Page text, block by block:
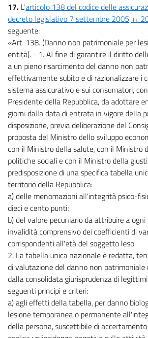
17. L'articolo 138 del codice delle
decreto legislativo 7 settembre 2005, n.
seguente:
«Art. 138. (Danno non patrimoniale per
entità). - 1. Al fine di garantire il diritto
a un pieno risarcimento del danno non
effettivamente subito e di razionalizzare i
sistema assicurativo e sui consumatori,
Presidente della Repubblica, da adottare
giorni dalla data di entrata in vigore della
disposizione, previa deliberazione del
proposta del Ministro dello sviluppo
con il Ministro della salute, con il Ministro
politiche sociali e con il Ministro della
predisposizione di una specifica tabella
territorio della Repubblica:
a) delle menomazioni all'integrità psico-
dieci e cento punti;
b) del valore pecuniario da attribuire a
invalidità comprensivo dei coefficienti di
corrispondenti all'età del soggetto leso.
2. La tabella unica nazionale è redatta,
di valutazione del danno non
dalla consolidata giurisprudenza di
seguenti principi e criteri:
a) agli effetti della tabella, per danno
lesione temporanea o permanente
della persona, suscettibile di